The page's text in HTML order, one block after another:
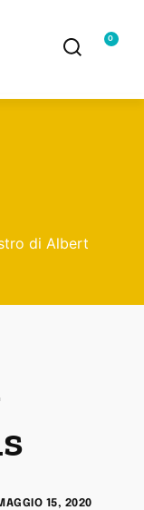
0
di Albert
15, 2020